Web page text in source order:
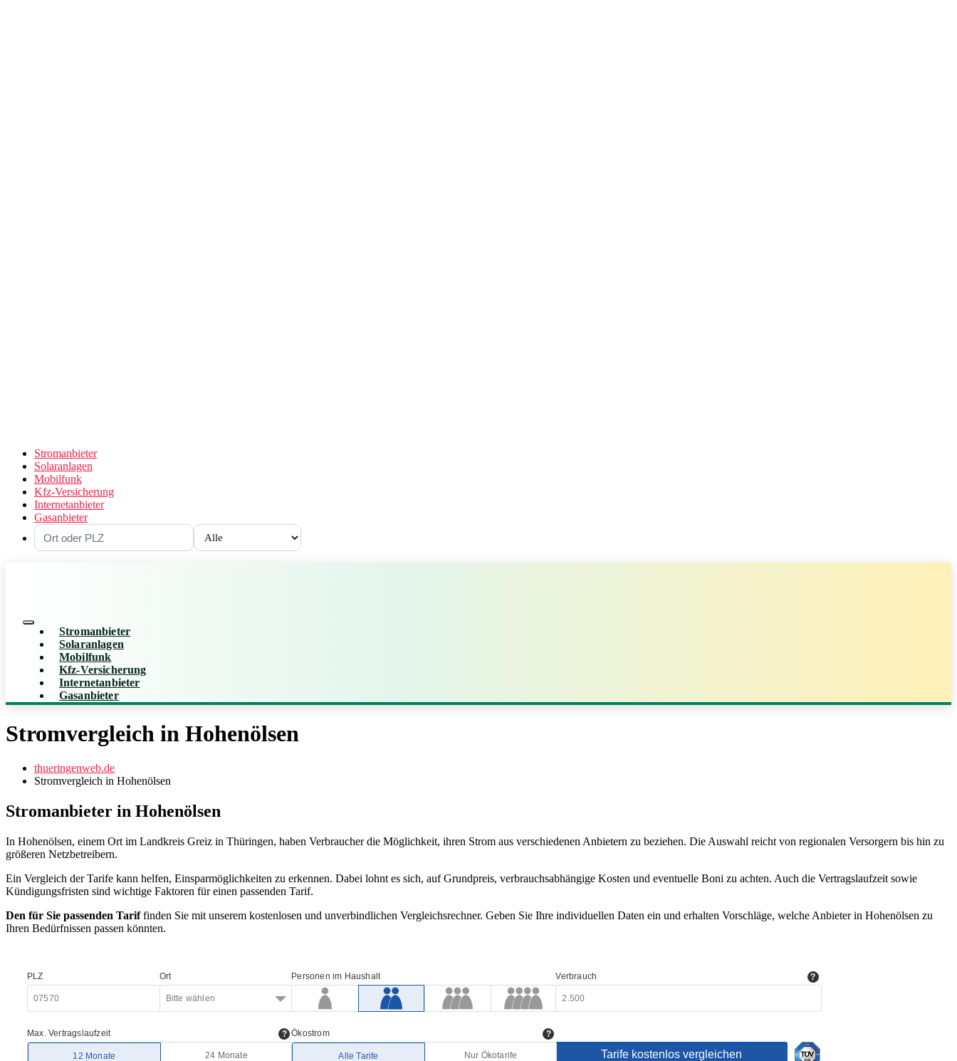
Stromanbieter
Solaranlagen
Mobilfunk
Kfz-Versicherung
Internetanbieter
Gasanbieter
Stromanbieter
Solaranlagen
Mobilfunk
Kfz-Versicherung
Internetanbieter
Gasanbieter
Stromvergleich in Hohenölsen
thueringenweb.de
Stromvergleich in Hohenölsen
Stromanbieter in Hohenölsen
In Hohenölsen, einem Ort im Landkreis Greiz in Thüringen, haben Verbraucher die Möglichkeit, ihren Strom aus verschiedenen Anbietern zu beziehen. Die Auswahl reicht von regionalen Versorgern bis hin zu
größeren Netzbetreibern.
Ein Vergleich der Tarife kann helfen, Einsparmöglichkeiten zu erkennen. Dabei lohnt es sich, auf Grundpreis, verbrauchsabhängige Kosten und eventuelle Boni zu achten. Auch die Vertragslaufzeit sowie
Kündigungsfristen sind wichtige Faktoren für einen passenden Tarif.
Den für Sie passenden Tariffinden Sie mit unserem kostenlosen und unverbindlichen Vergleichsrechner. Geben Sie Ihre individuellen Daten ein und erhalten Vorschläge, welche Anbieter in Hohenölsen zu
Ihren Bedürfnissen passen könnten.